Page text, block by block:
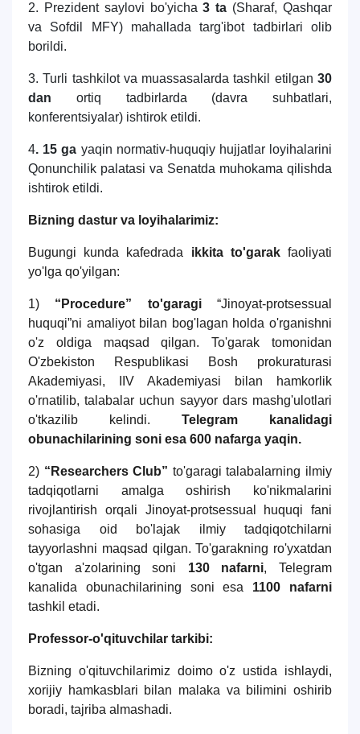
2. Prezident saylovi bo'yicha3 ta (Sharaf, Qashqar
va Sofdil MFY) mahallada targ'ibot tadbirlari olib
borildi.
3. Turli tashkilot va muassasalarda tashkil etilgan 30
dan ortiq tadbirlarda (davra suhbatlari,
konferentsiyalar) ishtirok etildi.
4. 15 ga yaqin normativ-huquqiy hujjatlar loyihalarini
Qonunchilik palatasi va Senatda muhokama qilishda
ishtirok etildi.
Bizning dastur va loyihalarimiz:
Bugungi kunda kafedrada ikkita to'garakfaoliyati
yo'lga qo'yilgan:
1) “Procedure” to'garagi“Jinoyat-protsessual
huquqi”ni amaliyot bilan bog'lagan holda o'rganishni
o'z oldiga maqsad qilgan. To'garak tomonidan
O'zbekiston Respublikasi Bosh prokuraturasi
Akademiyasi, IIV Akademiyasi bilan hamkorlik
o'rnatilib, talabalar uchun sayyor dars mashg'ulotlari
o'tkazilib kelindi. Telegram kanalidagi
obunachilarining soni esa 600 nafarga yaqin.
2) “Researchers Club” to'garagi talabalarning ilmiy
tadqiqotlarni amalga oshirish ko'nikmalarini
rivojlantirish orqali Jinoyat-protsessual huquqi fani
sohasiga oid bo'lajak ilmiy tadqiqotchilarni
tayyorlashni maqsad qilgan. To'garakning ro'yxatdan
o'tgan a'zolarining soni 130 nafarni, Telegram
kanalida obunachilarining soni esa 1100 nafarni
tashkil etadi.
Professor-o'qituvchilar tarkibi:
Bizning o'qituvchilarimiz doimo o'z ustida ishlaydi,
xorijiy hamkasblari bilan malaka va bilimini oshirib
boradi, tajriba almashadi.